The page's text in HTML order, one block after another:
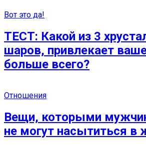
Вот это да!
ТЕСТ: Какой из 3
шаров, привлекает
больше всего?
Отношения
Вещи, которыми
не могут насытиться в